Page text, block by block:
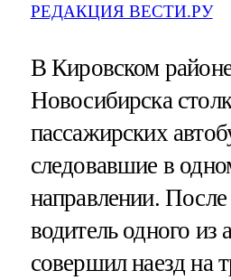
РЕДАКЦИЯ ВЕСТИ.РУ
В Кировском
Новосибирска
пассажирских
следовавшие в
направлении. После
водитель одного из
совершил наезд на